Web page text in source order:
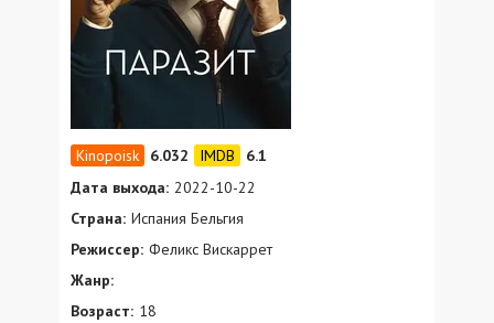
6.032
6.1
Дата выхода: 2022-10-22
Страна: Испания Бельгия
Режиссер: Феликс Вискаррет
Жанр:
Возраст: 18